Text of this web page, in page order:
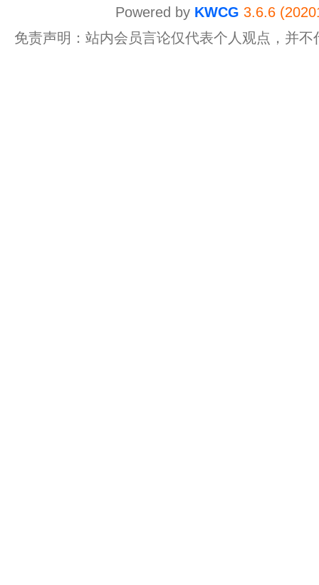
Powered by KWCG 3.6.6
免责声明：站内会员言论仅代表个人观点，并